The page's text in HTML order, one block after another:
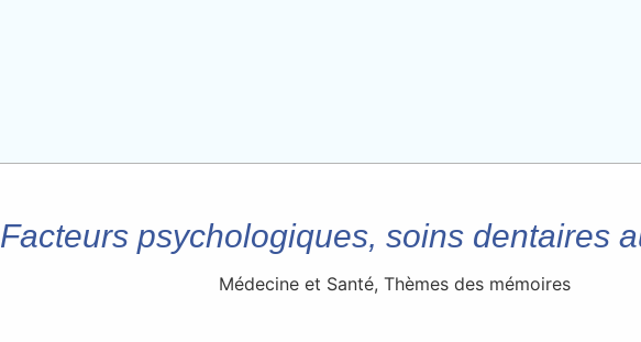
Facteurs psychologiques, soins dentaires
Médecine et Santé, Thèmes des mémoires